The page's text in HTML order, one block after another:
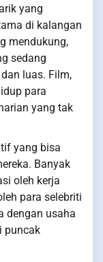
yang
di kalangan
mendukung,
sedang
luas. Film,
para
yang tak
yang bisa
Banyak
oleh kerja
para selebriti
dengan usaha
puncak